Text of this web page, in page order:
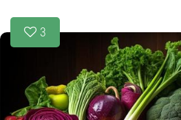
3